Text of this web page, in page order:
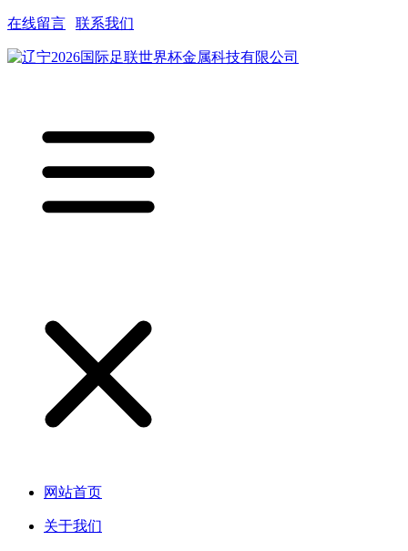
在线留言 联系我们
网站首页
关于我们